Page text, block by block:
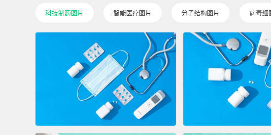
科技制药图片 智能医疗图片 分子结构图片 病毒细